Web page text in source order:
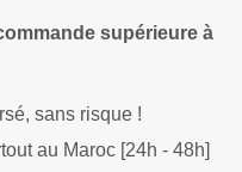
supérieure à
sans risque !
au Maroc [24h - 48h]